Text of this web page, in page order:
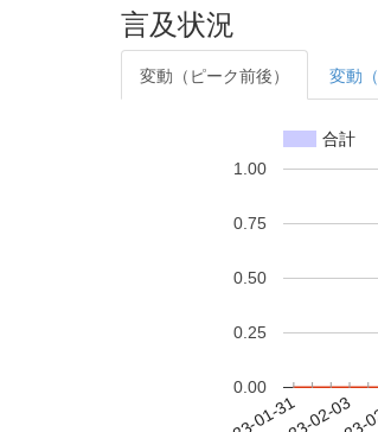
言及状況
変動（ピーク前後） 変動
合計
0.00
0.25
0.50
0.75
1.00